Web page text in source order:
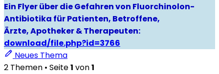
Ein Flyer über die Gefahren von Fluorchinolon-
Antibiotika für Patienten, Betroffene,
Ärzte, Apotheker & Therapeuten:
download/file.php?id=3766
Neues Thema
2 Themen • Seite1 von1